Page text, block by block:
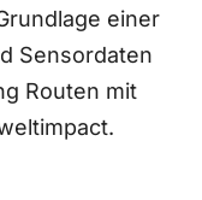
einer
Sensordaten
Routen mit